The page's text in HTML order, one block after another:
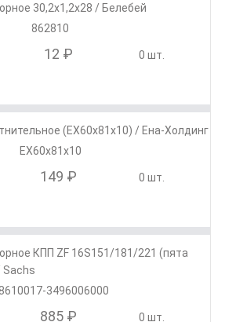
30,2х1,2х28 / Белебей
862810
12 ₽ 0 шт.
(ЕХ60х81х10) / Ена-Холдинг
ЕХ60х81х10
149 ₽ 0 шт.
КПП ZF 16S151/181/221 (пята
Sachs
3496006000
885 ₽ 0 шт.